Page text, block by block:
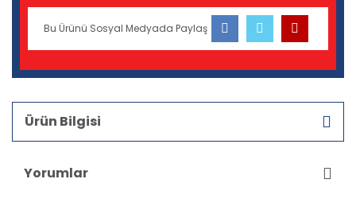
Bu Ürünü Sosyal Medyada Paylaş
Ürün Bilgisi
Yorumlar